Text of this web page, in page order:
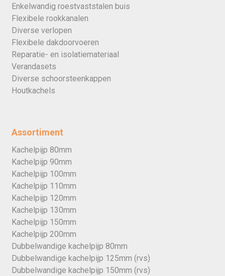
Enkelwandig roestvaststalen buis
Flexibele rookkanalen
Diverse verlopen
Flexibele dakdoorvoeren
Reparatie- en isolatiemateriaal
Verandasets
Diverse schoorsteenkappen
Houtkachels
Assortiment
Kachelpijp 80mm
Kachelpijp 90mm
Kachelpijp 100mm
Kachelpijp 110mm
Kachelpijp 120mm
Kachelpijp 130mm
Kachelpijp 150mm
Kachelpijp 200mm
Dubbelwandige kachelpijp 80mm
Dubbelwandige kachelpijp 125mm (rvs)
Dubbelwandige kachelpijp 150mm (rvs)